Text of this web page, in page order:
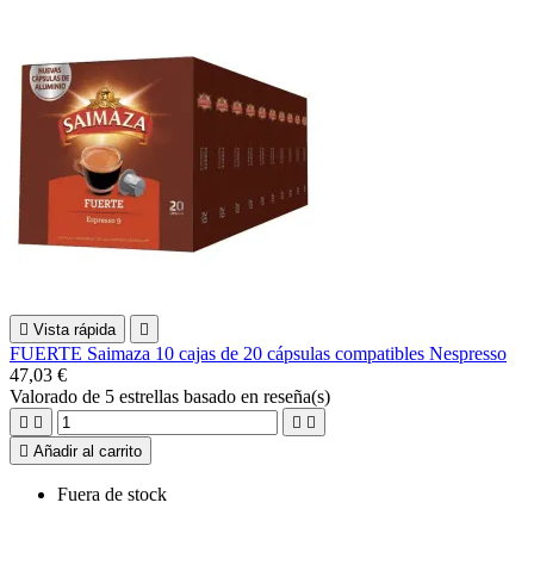
 Vista rápida 
FUERTE Saimaza 10 cajas de 20 cápsulas compatibles Nespresso
47,03 €
Valorado de 5 estrellas basado en reseña(s)
   
 Añadir al carrito
Fuera de stock